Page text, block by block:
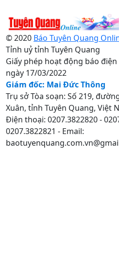
© 2020 Báo Tuyên Quang
Tỉnh uỷ tỉnh Tuyên Quang
Giấy phép hoạt động báo điện
ngày 17/03/2022
Giám đốc: Mai Đức Thông
Trụ sở Tòa soạn: Số 219,
Xuân, tỉnh Tuyên Quang, Việt
Điện thoại: 0207.3822820 -
0207.3822821 - Email: